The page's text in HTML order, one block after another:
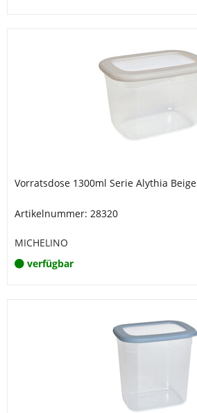
Vorratsdose 1300ml Serie Alythia Beige
Artikelnummer: 28320
MICHELINO
verfügbar